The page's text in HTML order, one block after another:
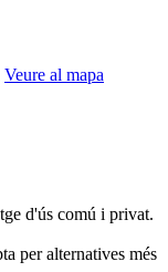
Veure al mapa